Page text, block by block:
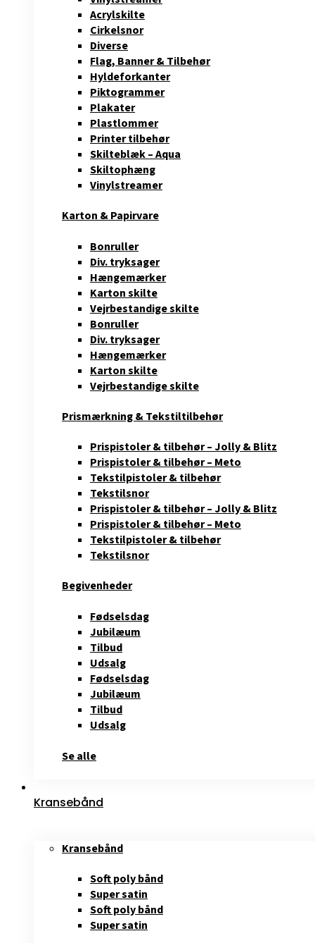
Acrylskilte
Cirkelsnor
Diverse
Flag, Banner & Tilbehør
Hyldeforkanter
Piktogrammer
Plakater
Plastlommer
Printer tilbehør
Skilteblæk – Aqua
Skiltophæng
Vinylstreamer
Karton & Papirvare
Bonruller
Div. tryksager
Hængemærker
Karton skilte
Vejrbestandige skilte
Bonruller
Div. tryksager
Hængemærker
Karton skilte
Vejrbestandige skilte
Prismærkning & Tekstiltilbehør
Prispistoler & tilbehør – Jolly & Blitz
Prispistoler & tilbehør – Meto
Tekstilpistoler & tilbehør
Tekstilsnor
Prispistoler & tilbehør – Jolly & Blitz
Prispistoler & tilbehør – Meto
Tekstilpistoler & tilbehør
Tekstilsnor
Begivenheder
Fødselsdag
Jubilæum
Tilbud
Udsalg
Fødselsdag
Jubilæum
Tilbud
Udsalg
Se alle
Kransebånd
Kransebånd
Soft poly bånd
Super satin
Soft poly bånd
Super satin